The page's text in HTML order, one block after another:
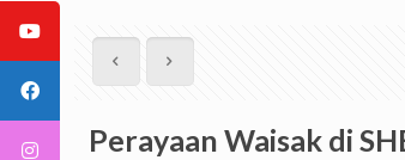
Perayaan Waisak di